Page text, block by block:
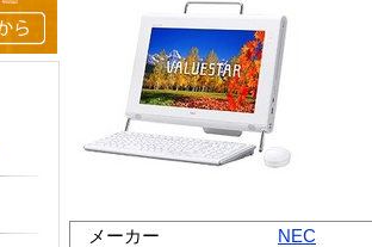
メーカー
NEC